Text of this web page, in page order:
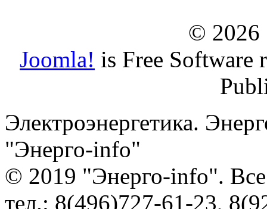
© 2026
Joomla! is Free Software
Электроэнергетика.
"Энерго-info"
© 2019 "Энерго-info".
тел.: 8(496)727-61-23,